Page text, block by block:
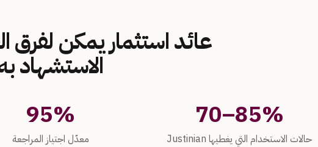
عائد استثمار يمكن لفرق
الاستشهاد
حالات الاستخدام التي يغطيها Justinian
70–85%
حالات الاستخدام التي يغطيها Justinian
معدّل اجتياز المراجعة95%
معدّل اجتياز المراجعة